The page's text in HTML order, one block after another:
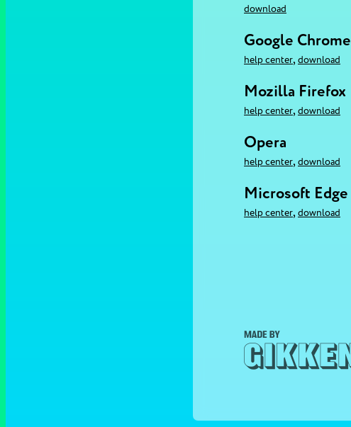
download
Google Chrome
help center, download
Mozilla Firefox
help center, download
Opera
help center, download
Microsoft Edge
help center, download